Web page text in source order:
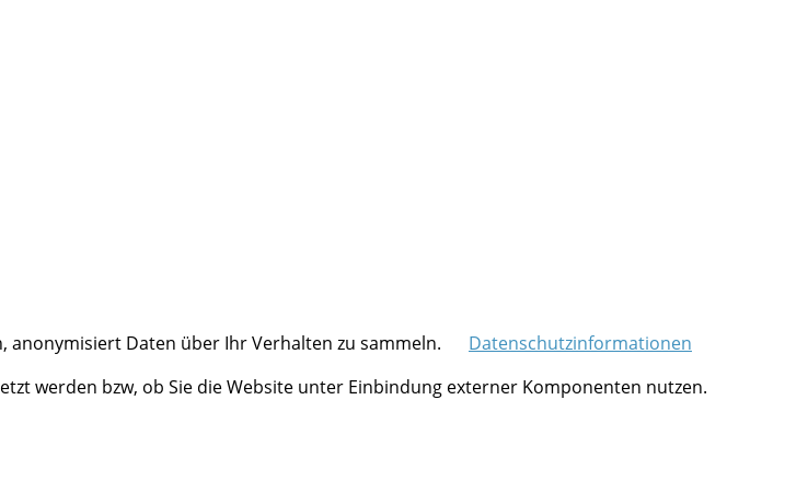
anonymisiert Daten über Ihr Verhalten zu sammeln.
Datenschutzinformationen
werden bzw, ob Sie die Website unter Einbindung externer Komponenten nutzen.